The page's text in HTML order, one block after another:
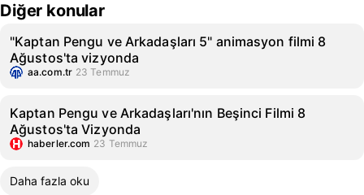
Diğer konular
"Kaptan Pengu ve Arkadaşları 5" animasyon filmi 8
Ağustos'ta vizyonda
aa.com.tr 23 Temmuz
Kaptan Pengu ve Arkadaşları'nın Beşinci Filmi 8
Ağustos'ta Vizyonda
haberler.com 23 Temmuz
Daha fazla oku